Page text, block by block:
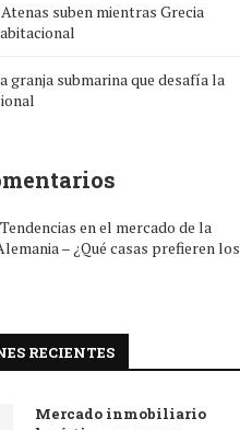
suben mientras Grecia
granja submarina que desafía la
Tendencias en el mercado de la
– ¿Qué casas prefieren los
RECIENTES
Mercado inmobiliario